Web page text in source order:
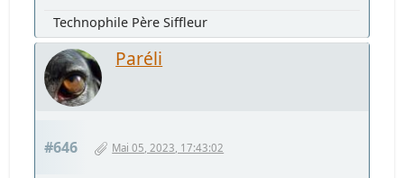
Technophile Père Siffleur
Paréli
#646 Mai 05, 2023, 17:43:02